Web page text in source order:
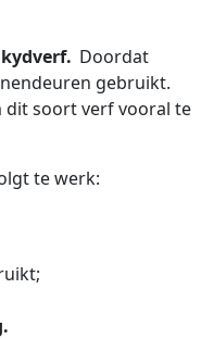
Doordat
gebruikt.
dit soort verf vooral te
te werk: